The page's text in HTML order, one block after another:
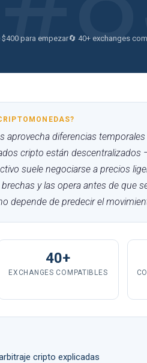
$400 para empezar🔄 40+ exchanges
aprovecha diferencias
cripto están
suele negociarse a precios
y las opera antes de que
depende de predecir el
40+
EXCHANGES COMPATIBLES
cripto explicadas